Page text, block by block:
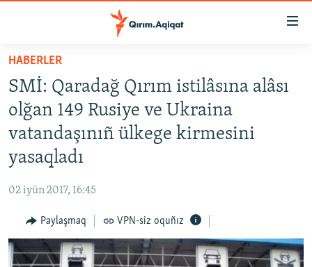
Esas
mündericege
qaytmaq
Baş
navigatsiyağa
qaytmaq
Qıdıruvğa
HABERLER
SİYASET
İQTİSADİYAT
CEMİYET
İNSAN AQLARI
VİDEO
SÜRET
HABERLER
SMİ: Qaradağ Qırım istilâsına alâsı
olğan 149 Rusiye ve Ukraina
vatandaşınıñ ülkege kirmesini
yasaqladı
02 iyün 2017, 16:45
Paylaşmaq VPN-siz oquñız